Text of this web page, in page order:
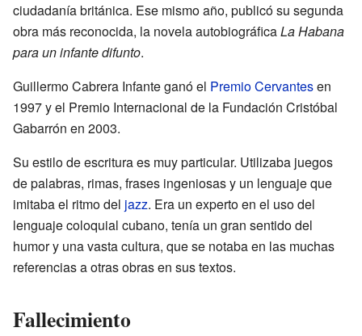
ciudadanía británica. Ese mismo año, publicó su segunda
obra más reconocida, la novela autobiográficaLa Habana
para un infante difunto.
Guillermo Cabrera Infante ganó el Premio Cervantesen
1997 y el Premio Internacional de la Fundación Cristóbal
Gabarrón en 2003.
Su estilo de escritura es muy particular. Utilizaba juegos
de palabras, rimas, frases ingeniosas y un lenguaje que
imitaba el ritmo del jazz. Era un experto en el uso del
lenguaje coloquial cubano, tenía un gran sentido del
humor y una vasta cultura, que se notaba en las muchas
referencias a otras obras en sus textos.
Fallecimiento